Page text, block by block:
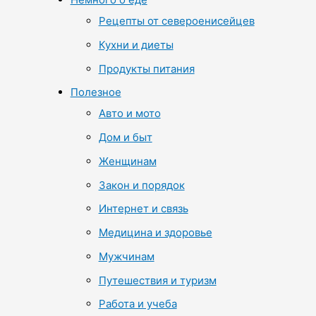
Рецепты от североенисейцев
Кухни и диеты
Продукты питания
Полезное
Авто и мото
Дом и быт
Женщинам
Закон и порядок
Интернет и связь
Медицина и здоровье
Мужчинам
Путешествия и туризм
Работа и учеба